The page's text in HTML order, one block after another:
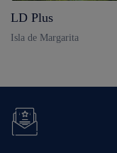
LD Plus
Isla de Margarita